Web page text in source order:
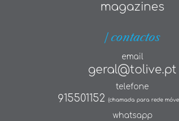
magazines
| contactos
email
geral@tolive.pt
telefone
915501152 (chamada para rede
whatsapp